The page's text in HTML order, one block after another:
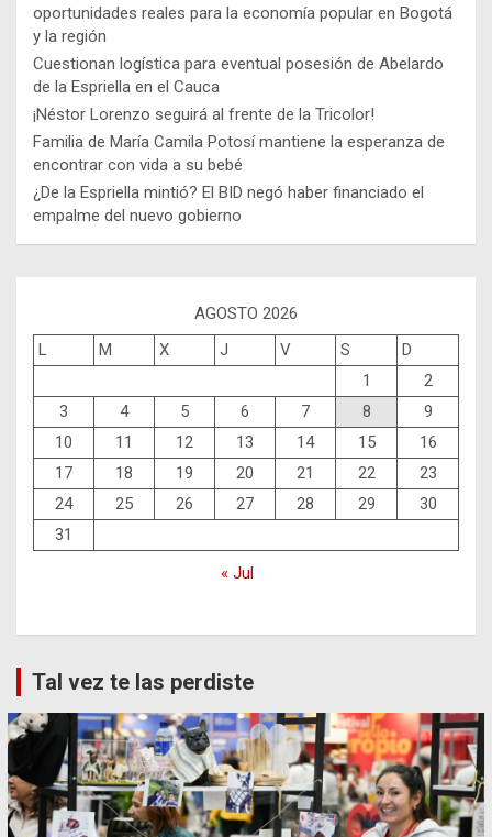
oportunidades reales para la economía popular en Bogotá
y la región
Cuestionan logística para eventual posesión de Abelardo
de la Espriella en el Cauca
¡Néstor Lorenzo seguirá al frente de la Tricolor!
Familia de María Camila Potosí mantiene la esperanza de
encontrar con vida a su bebé
¿De la Espriella mintió? El BID negó haber financiado el
empalme del nuevo gobierno
AGOSTO 2026
L
M X J V S
D
1
2
3
4 5 6 7 8
9
10
11 12 13 14 15
16
17
18 19 20 21 22
23
24
25 26 27 28 29
30
31
« Jul
Tal vez te las perdiste